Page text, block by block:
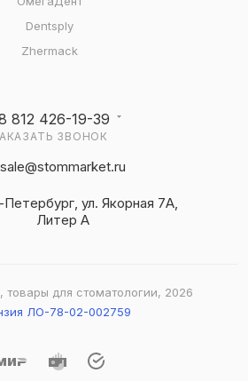
Dentsply
Zhermack
812 426-19-39
ЗВОНОК
sale@stommarket.ru
Петербург, ул. Якорная 7А,
Литер А
товары для стоматологии, 2026
ЛО-78-02-002759